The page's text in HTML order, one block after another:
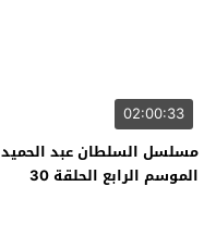
02:00:33
مسلسل السلطان عبد الحميد
الموسم الرابع الحلقة 30